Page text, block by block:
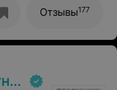
Отзывы177